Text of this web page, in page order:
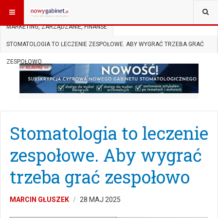
JESTEŚ TUTAJ: START
MARKETING, ZARZĄDZANIE, FINANSE
STOMATOLOGIA TO LECZENIE ZESPOŁOWE. ABY WYGRAĆ TRZEBA GRAĆ
ZESPOŁOWO
Stomatologia to leczenie
zespołowe. Aby wygrać
trzeba grać zespołowo
MARCIN GŁUSZEK 28 MAJ 2025